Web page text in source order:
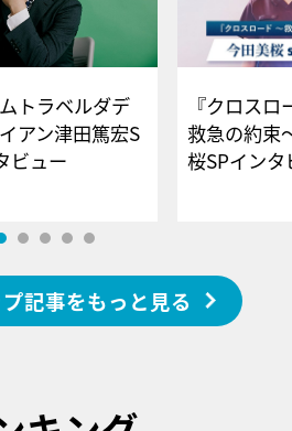
ムトラベルダデ
アン津田篤宏S
タビュー
『クロス
救急の約束
桜SPイ
記事をもっと見る